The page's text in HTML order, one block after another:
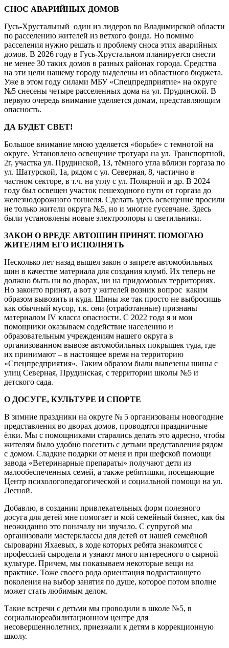
СНОС АВАРИЙНЫХ ДОМОВ
Гусь­­-Хрустальный ­ один из лидеров во Владимирской области
по расселению жителей из ветхого фонда. Но помимо
расселения нужно решать и проблему сноса этих аварийных
домов. В 2026 году в Гусь­-Хрустальном планируется снести
не менее 30 таких домов в разных районах города. Средства
на эти цели нашему городу выделены из областного бюджета.
Уже в этом году силами МБУ «Спецпредприятие» на округе
№5 снесены четыре расселенных дома на ул. Прудинской. В
первую очередь внимание уделяется домам, представляющим
опасность.
ДА БУДЕТ СВЕТ!
Большое внимание мною уделяется «борьбе» с темнотой на
округе. Установлено освещение тротуара на ул. Транспортной,
2г, участка ул. Прудинской, 13, тёмного угла вблизи горгаза по
ул. Шатурской, 1а, рядом с ул. Северная, 8, частично в
частном секторе, в т.ч. на углу с ул. Полярной и др. В 2024
году был освещен участок пешеходного пути от горгаза до
железнодорожного тоннеля. Сделать здесь освещение просили
не только жители округа №5, но и многие гусевчане. Здесь
были установлены новые электроопоры и светильники.
ЗАКОН О ВРЕДЕ АВТОШИН ПРИНЯТ. ПОМОГАЮ
ЖИТЕЛЯМ ЕГО ИСПОЛНЯТЬ
Несколько лет назад вышел закон о запрете автомобильных
шин в качестве материала для создания клумб. Их теперь не
должно быть ни во дворах, ни на придомовых территориях.
Но закон­то принят, а вот у жителей возник вопрос ­ каким
образом вывозить и куда. Шины же так просто не выбросишь
как обычный мусор, т.к. они (отработанные) признаны
материалом IV класса опасности. С 2022 года я и мои
помощники оказываем содействие населению и
образовательным учреждениям нашего округа в
организованном вывозе автомобильных покрышек туда, где
их принимают – в настоящее время на территорию
«Спецпредприятия». Таким образом были вывезены шины с
улиц Северная, Прудинская, с территории школы №5 и
детского сада.
О ДОСУГЕ, КУЛЬТУРЕ И СПОРТЕ
В зимние праздники на округе № 5 организованы новогодние
представления во дворах домов, проводятся праздничные
ёлки. Мы с помощниками старались делать это адресно, чтобы
жителям было удобно посетить с детьми представления рядом
с домом. Сладкие подарки от меня и при шефской помощи
завода «Ветеринарные препараты» получают дети из
малообеспеченных семей, а также ребятишки, посещающие
Центр психолого­педагогической и социальной помощи на ул.
Лесной.
Добавлю, в создании привлекательных форм полезного
досуга для детей мне помогает и мой семейный бизнес, как бы
неожиданно это поначалу ни звучало. С супругой мы
организовали мастер­классы для детей от нашей семейной
сыроварни Яхаевых, в ходе которых ребята знакомятся с
профессией сыродела и узнают много интересного о сырной
культуре. Причем, мы показываем некоторые вещи на
практике. Тоже своего рода ориентация подрастающего
поколения на выбор занятия по душе, которое потом вполне
может стать любимым делом.
Такие встречи с детьми мы проводили в школе №5, в
социально­реабилитационном центре для
несовершеннолетних, приезжали к детям в коррекционную
школу.